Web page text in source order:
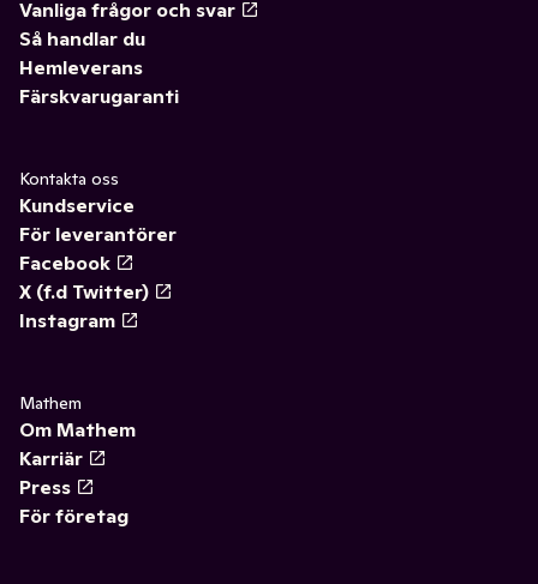
Vanliga frågor och svar
Så handlar du
Hemleverans
Färskvarugaranti
Kontakta oss
Kundservice
För leverantörer
Facebook
X (f.d Twitter)
Instagram
Mathem
Om Mathem
Karriär
Press
För företag